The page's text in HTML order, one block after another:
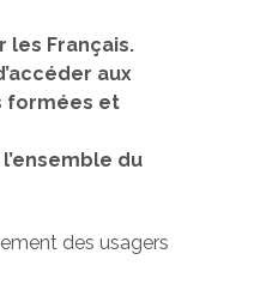
les Français.
aux
formées et
du
des usagers